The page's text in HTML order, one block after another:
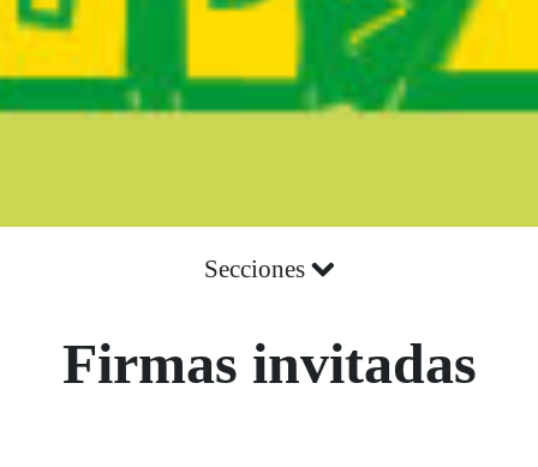
Secciones
Firmas invitadas